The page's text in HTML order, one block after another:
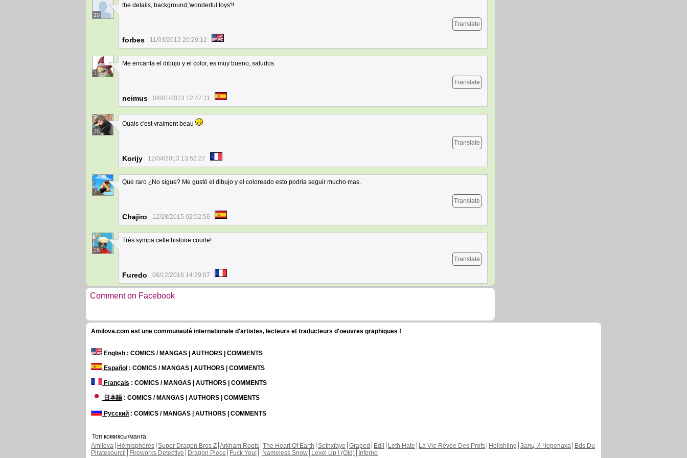
10
the details, background,'wonderful toys'!!
Translate
forbes 11/03/2012 20:29:12
1
Me encanta el dibujo y el color, es muy bueno, saludos
Translate
neimus 04/01/2013 12:47:11
26
Ouais c'est vraiment beau
Translate
Korijy 12/04/2013 13:52:27
7
Que raro ¿No sigue? Me gustó el dibujo y el coloreado esto podría seguir mucho mas.
Translate
Chajiro 12/28/2015 02:52:56
26
Très sympa cette histoire courte!
Translate
Furedo 06/12/2016 14:29:07
Comment on Facebook
Amilova.com est une communauté internationale d'artistes, lecteurs et traducteurs d'oeuvres graphiques !
English : COMICS / MANGAS | AUTHORS | COMMENTS
Español : COMICS / MANGAS | AUTHORS | COMMENTS
Français : COMICS / MANGAS | AUTHORS | COMMENTS
日本語: COMICS / MANGAS | AUTHORS | COMMENTS
Русский : COMICS / MANGAS | AUTHORS | COMMENTS
Топ комиксы/манга
Amilova
Hémisphères Super Dragon Bros Z Arkham Roots The Heart Of Earth Sethxfaye Graped Edil Leth Hate La Vie Rêvée Des Profs Hellshling Заяц И Черепаха
Bds Du
Piratesourcil
Fireworks Detective Dragon Piece Fuck You! Nameless Snow Level Up ! (Old) Inferno